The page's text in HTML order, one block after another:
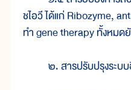
ชไอวี ได้แก่ Ribozyme,
ทำ gene therapy ทั้งหม
๒. สารปรับปรุงระบบ